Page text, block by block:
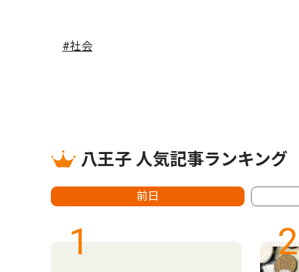
#社会
八王子 人気記事ランキング
前日
1 2